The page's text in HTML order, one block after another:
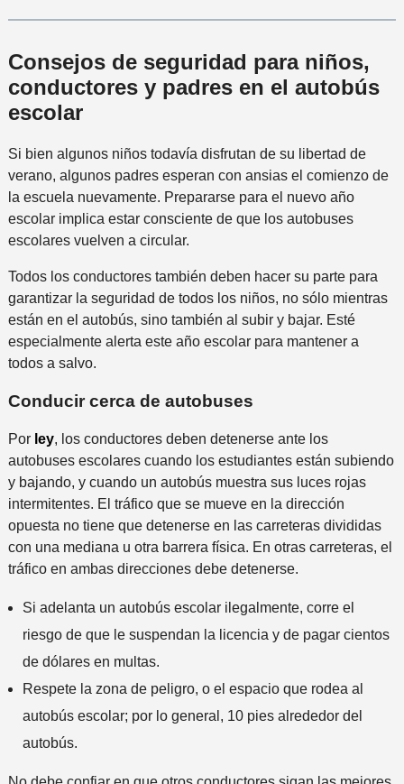
Consejos de seguridad para niños,
conductores y padres en el autobús
escolar
Si bien algunos niños todavía disfrutan de su libertad de
verano, algunos padres esperan con ansias el comienzo de
la escuela nuevamente. Prepararse para el nuevo año
escolar implica estar consciente de que los autobuses
escolares vuelven a circular.
Todos los conductores también deben hacer su parte para
garantizar la seguridad de todos los niños, no sólo mientras
están en el autobús, sino también al subir y bajar. Esté
especialmente alerta este año escolar para mantener a
todos a salvo.
Conducir cerca de autobuses
Por ley, los conductores deben detenerse ante los
autobuses escolares cuando los estudiantes están subiendo
y bajando, y cuando un autobús muestra sus luces rojas
intermitentes. El tráfico que se mueve en la dirección
opuesta no tiene que detenerse en las carreteras divididas
con una mediana u otra barrera física. En otras carreteras, el
tráfico en ambas direcciones debe detenerse.
Si adelanta un autobús escolar ilegalmente, corre el
riesgo de que le suspendan la licencia y de pagar cientos
de dólares en multas.
Respete la zona de peligro, o el espacio que rodea al
autobús escolar; por lo general, 10 pies alrededor del
autobús.